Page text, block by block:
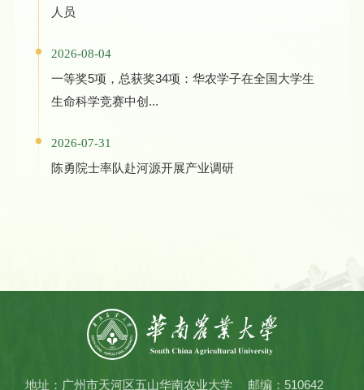
人员
2026-08-04
一等奖5项，总获奖34项：华农学子在全国大学生
生命科学竞赛中创...
2026-07-31
陈勇院士率队赴河源开展产业调研
地址：广州市天河区五山华南农业大学 邮编：510642